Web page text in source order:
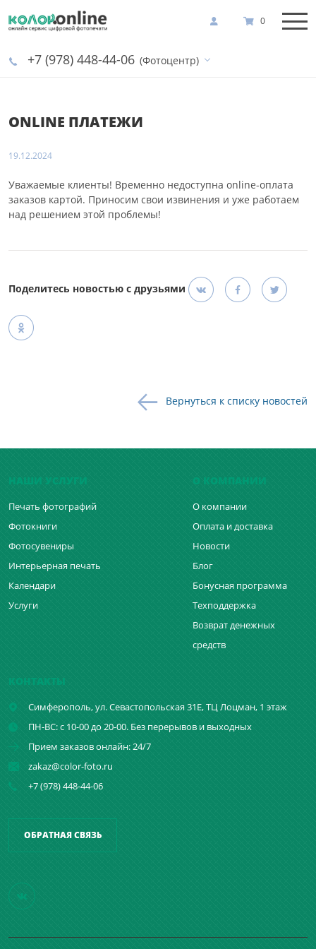
+7 (978) 448-44-06 (Фотоцентр)
0
ONLINE ПЛАТЕЖИ
19.12.2024
Уважаемые клиенты! Временно недоступна online-оплата
заказов картой. Приносим свои извинения и уже работаем
над решением этой проблемы!
Поделитесь новостью с друзьями
Вернуться к списку новостей
Печать фотографий
Фотокниги
Фотосувениры
Интерьерная печать
Календари
Услуги
О компании
Оплата и доставка
Новости
Блог
Бонусная программа
Техподдержка
Возврат денежных
средств
Симферополь,ул. Севастопольская 31Е, ТЦ Лоцман, 1 этаж
ПН-ВС: с 10-00 до 20-00. Без перерывов и выходных
Прием заказов онлайн: 24/7
zakaz@color-foto.ru
+7 (978) 448-44-06
ОБРАТНАЯ СВЯЗЬ